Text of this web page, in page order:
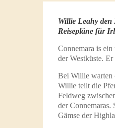
Willie Leahy den
Reisepläne für
Connemara is
der Westküste.
Bei Willie warten
Willie teilt die
Feldweg
der Connemaras.
Gämse der